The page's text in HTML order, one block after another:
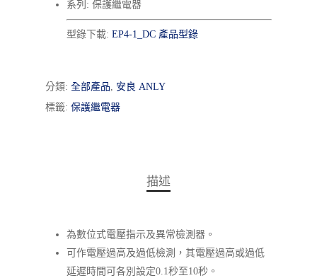
系列: 保護繼電器
型錄下載: EP4-1_DC 產品型錄
分類: 全部產品, 安良 ANLY
標籤: 保護繼電器
描述
為數位式電壓指示及異常檢測器。
可作電壓過高及過低檢測，其電壓過高或過低
延遲時間可各別設定0.1秒至10秒。